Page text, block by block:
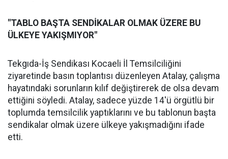
"TABLO BAŞTA SENDİKALAR OLMAK ÜZERE BU
ÜLKEYE YAKIŞMIYOR"
Tekgıda-İş Sendikası Kocaeli İl Temsilciliğini
ziyaretinde basın toplantısı düzenleyen Atalay, çalışma
hayatındaki sorunların kılıf değiştirerek de olsa devam
ettiğini söyledi. Atalay, sadece yüzde 14'ü örgütlü bir
toplumda temsilcilik yaptıklarını ve bu tablonun başta
sendikalar olmak üzere ülkeye yakışmadığını ifade
etti.